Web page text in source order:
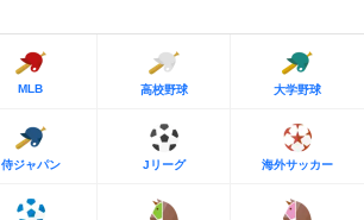
MLB 高校野球 大学野球
侍ジャパン Jリーグ 海外サッカー